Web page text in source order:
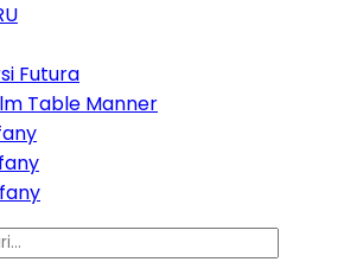
Futura
Table Manner